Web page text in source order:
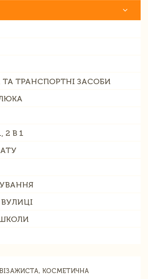
ТРАНСПОРТНІ ЗАСОБИ
2 В 1